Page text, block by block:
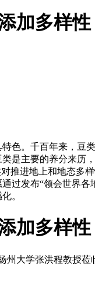
加多样性
。千百年来，豆
是主要的养分来历
推进地上和地态
过发布“领会世界
。
加多样性
大学张洪程教授